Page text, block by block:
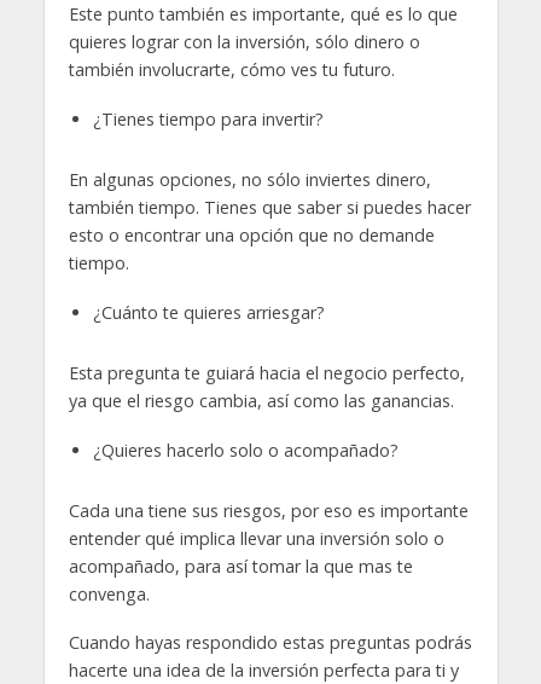
Este punto también es importante, qué es lo que
quieres lograr con la inversión, sólo dinero o
también involucrarte, cómo ves tu futuro.
¿Tienes tiempo para invertir?
En algunas opciones, no sólo inviertes dinero,
también tiempo. Tienes que saber si puedes hacer
esto o encontrar una opción que no demande
tiempo.
¿Cuánto te quieres arriesgar?
Esta pregunta te guiará hacia el negocio perfecto,
ya que el riesgo cambia, así como las ganancias.
¿Quieres hacerlo solo o acompañado?
Cada una tiene sus riesgos, por eso es importante
entender qué implica llevar una inversión solo o
acompañado, para así tomar la que mas te
convenga.
Cuando hayas respondido estas preguntas podrás
hacerte una idea de la inversión perfecta para ti y